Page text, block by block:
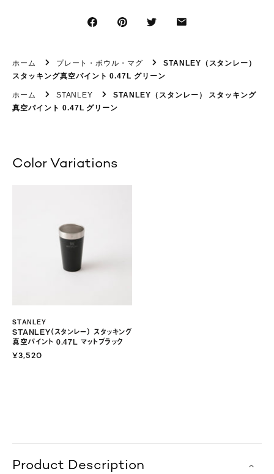
ホーム プレート・ボウル・マグ
STANLEY（スタンレー）
スタッキング真空パイント 0.47L グリーン
ホーム STANLEY
STANLEY（スタンレー） スタッキング
真空パイント 0.47L グリーン
Color Variations
STANLEY
STANLEY（スタンレー） スタッキング
真空パイント 0.47L マットブラック
¥3,520
Product Description